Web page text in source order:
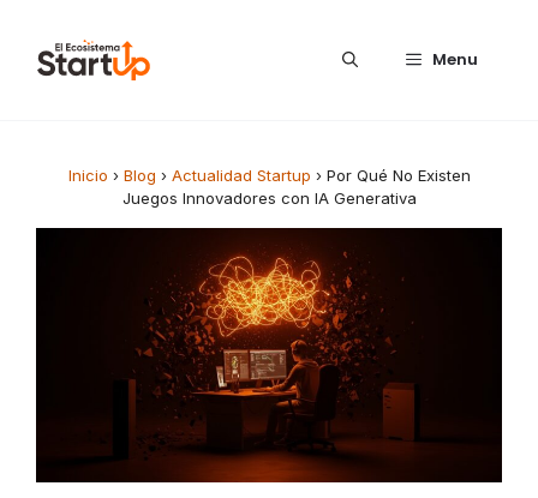
Menu
Inicio › Blog › Actualidad Startup › Por Qué No Existen
Juegos Innovadores con IA Generativa